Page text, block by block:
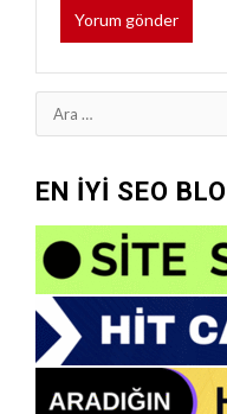
Arama:
EN İYİ SEO